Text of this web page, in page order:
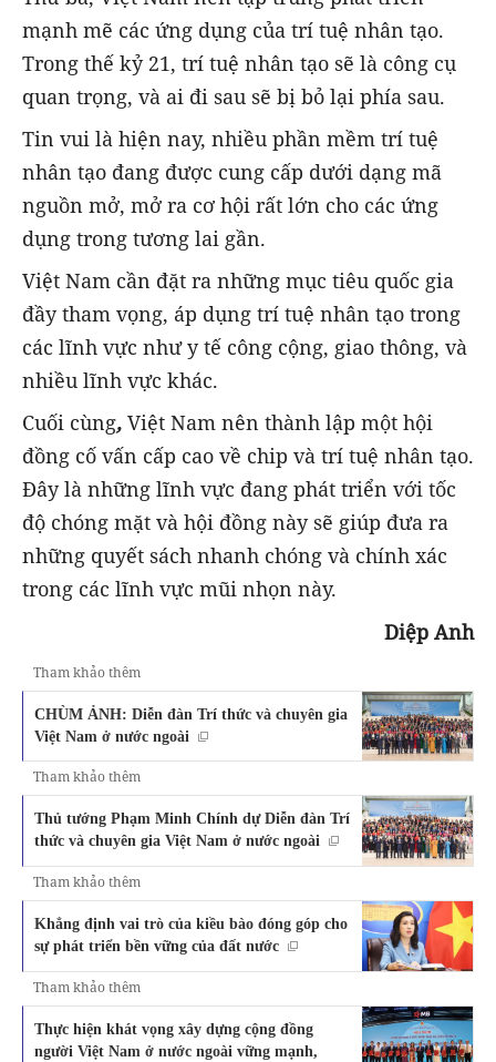
mạnh mẽ các ứng dụng của trí tuệ nhân tạo.
Trong thế kỷ 21, trí tuệ nhân tạo sẽ là công cụ
quan trọng, và ai đi sau sẽ bị bỏ lại phía sau.
Tin vui là hiện nay, nhiều phần mềm trí tuệ
nhân tạo đang được cung cấp dưới dạng mã
nguồn mở, mở ra cơ hội rất lớn cho các ứng
dụng trong tương lai gần.
Việt Nam cần đặt ra những mục tiêu quốc gia
đầy tham vọng, áp dụng trí tuệ nhân tạo trong
các lĩnh vực như y tế công cộng, giao thông, và
nhiều lĩnh vực khác.
Cuối cùng, Việt Nam nên thành lập một hội
đồng cố vấn cấp cao về chip và trí tuệ nhân tạo.
Đây là những lĩnh vực đang phát triển với tốc
độ chóng mặt và hội đồng này sẽ giúp đưa ra
những quyết sách nhanh chóng và chính xác
trong các lĩnh vực mũi nhọn này.
Diệp Anh
Tham khảo thêm
CHÙM ẢNH: Diễn đàn Trí thức và chuyên gia
Việt Nam ở nước ngoài
Tham khảo thêm
Thủ tướng Phạm Minh Chính dự Diễn đàn Trí
thức và chuyên gia Việt Nam ở nước ngoài
Tham khảo thêm
Khẳng định vai trò của kiều bào đóng góp cho
sự phát triển bền vững của đất nước
Tham khảo thêm
Thực hiện khát vọng xây dựng cộng đồng
người Việt Nam ở nước ngoài vững mạnh,